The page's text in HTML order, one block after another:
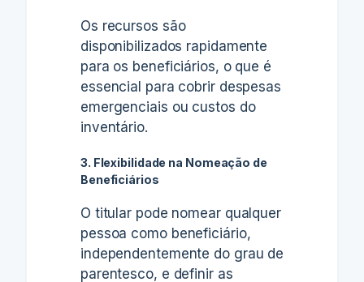
Os recursos são
disponibilizados rapidamente
para os beneficiários, o que é
essencial para cobrir despesas
emergenciais ou custos do
inventário.
3. Flexibilidade na Nomeação de
Beneficiários
O titular pode nomear qualquer
pessoa como beneficiário,
independentemente do grau de
parentesco, e definir as